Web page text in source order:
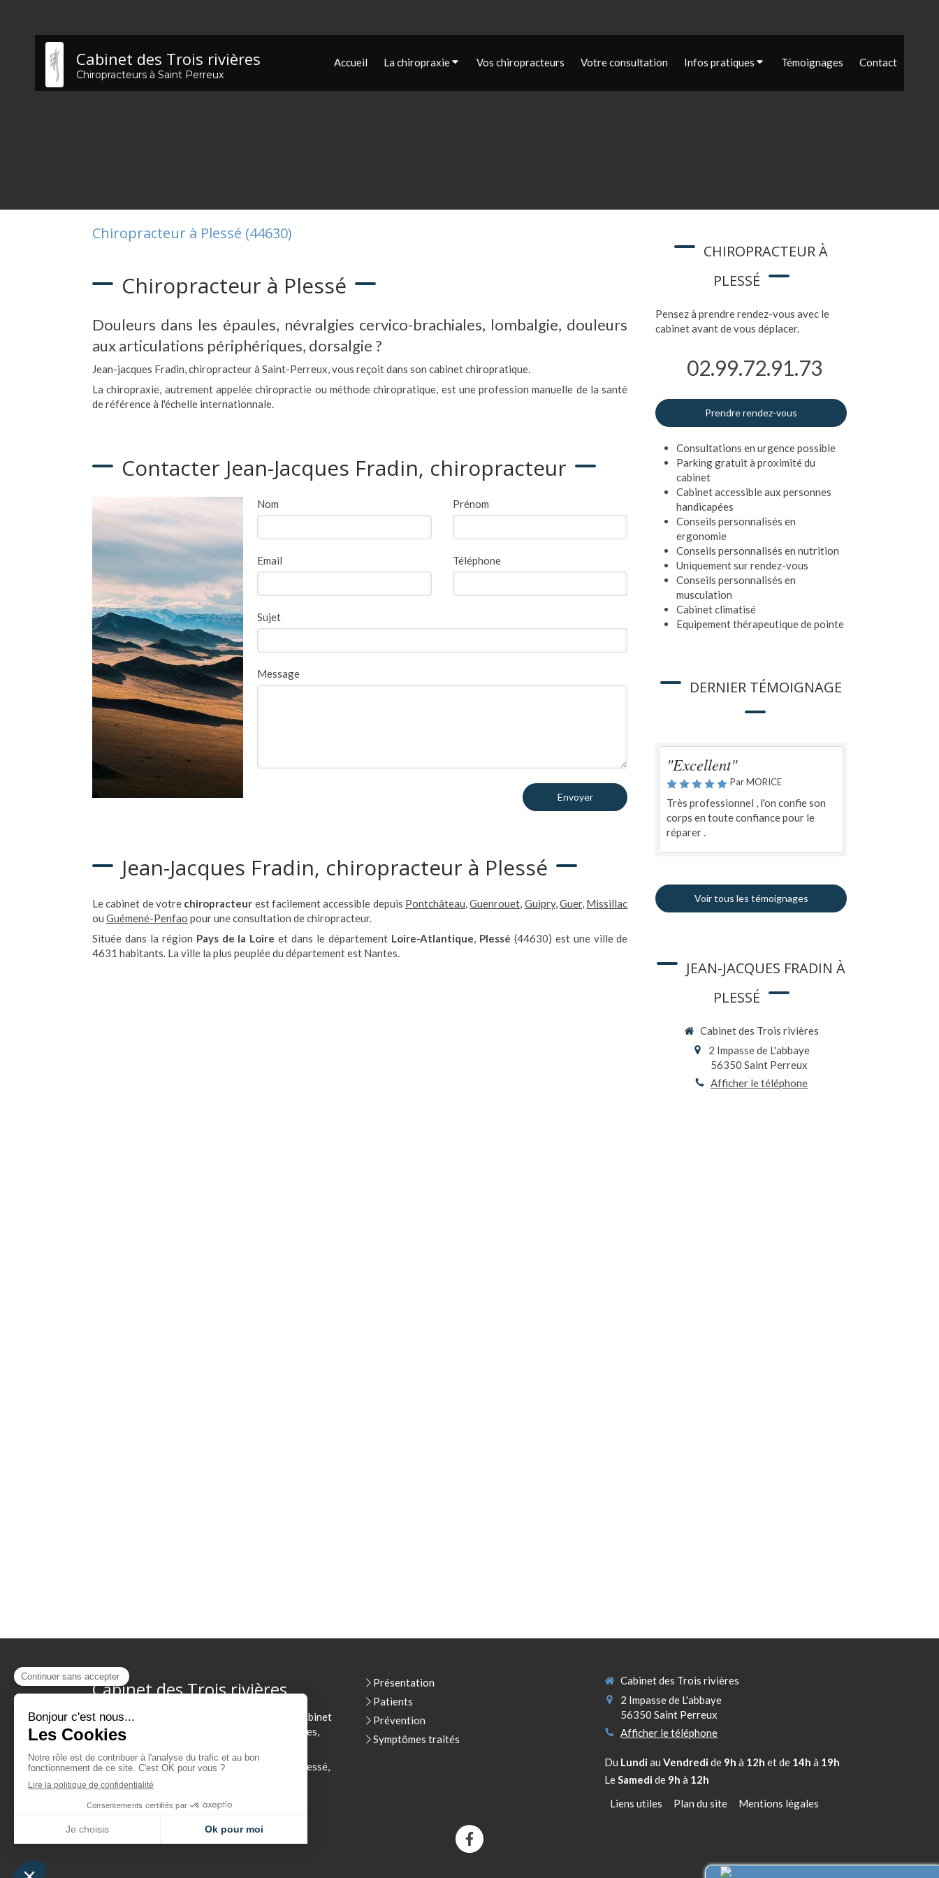
Accueil La chiropraxie Vos chiropracteurs Votre consultation Infos pratiques Témoignages Contact
Cabinet des Trois rivières
Chiropracteurs à Saint Perreux
Chiropracteur à Plessé (44630)
Chiropracteur à Plessé
Douleurs dans les épaules, névralgies cervico-brachiales, lombalgie, douleurs
aux articulations périphériques, dorsalgie ?
Jean-jacques Fradin, chiropracteur à Saint-Perreux, vous reçoit dans son cabinet chiropratique.
La chiropraxie, autrement appelée chiropractie ou méthode chiropratique, est une profession manuelle de la santé
de référence à l'échelle internationnale.
Contacter Jean-Jacques Fradin, chiropracteur
Nom Prénom
Email Téléphone
Sujet
Message
Envoyer
Jean-Jacques Fradin, chiropracteur à Plessé
Le cabinet de votre chiropracteur est facilement accessible depuis Pontchâteau,Guenrouet, Guipry,Guer, Missillac
ou Guémené-Penfao pour une consultation de chiropracteur.
Située dans la région Pays de la Loire et dans le département Loire-Atlantique, Plessé (44630) est une ville de
4631 habitants. La ville la plus peuplée du département est Nantes.
CHIROPRACTEUR À
PLESSÉ
Pensez à prendre rendez-vous avec le
cabinet avant de vous déplacer.
02.99.72.91.73
Prendre rendez-vous
Consultations en urgence possible
Parking gratuit à proximité du
cabinet
Cabinet accessible aux personnes
handicapées
Conseils personnalisés en
ergonomie
Conseils personnalisés en nutrition
Uniquement sur rendez-vous
Conseils personnalisés en
musculation
Cabinet climatisé
Equipement thérapeutique de pointe
DERNIER TÉMOIGNAGE
"Excellent"
Par MORICE
Très professionnel , l'on confie son
corps en toute confiance pour le
réparer .
Voir tous les témoignages
JEAN-JACQUES FRADIN À
PLESSÉ
Cabinet des Trois rivières
2 Impasse de L'abbaye
56350 Saint Perreux
Afficher le téléphone
Cabinet des Trois rivières
Vos chiropracteurs vous reçoivent dans leur cabinet
à Saint Perreux pour tout problème de sciatiques,
Redon, Nivillac, Guémené-Penfao, Missillac, Plessé,
Guer, Pontchâteau, Questembert, Herbignac,
Présentation
Patients
Prévention
Symptômes traités
Cabinet des Trois rivières
2 Impasse de L'abbaye
56350 Saint Perreux
Afficher le téléphone
Du Lundi auVendredi de 9h à 12h et de 14h à 19h
LeSamedi de 9h à 12h
Liens utiles
Plan du site Mentions légales